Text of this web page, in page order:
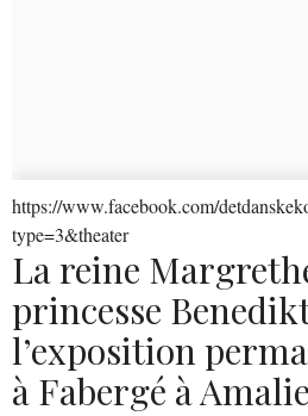
https://www.facebook.com/
type=3&theater
La reine
princesse
l’exposition
à Fabergé à